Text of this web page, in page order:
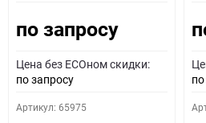
Как определить
0 - обратная 1 - прямая 3
по запросу
Цена без ECOном скидки:
по запросу
Артикул: 65975